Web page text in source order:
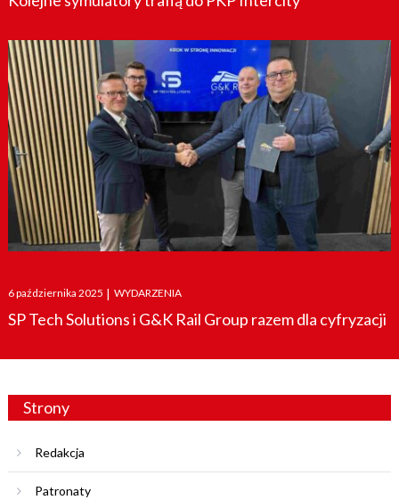
Posted
on
6 października 2025 | WYDARZENIA
SP Tech Solutions i G&K Rail Group razem dla cyfryzacji
Strony
Redakcja
Patronaty